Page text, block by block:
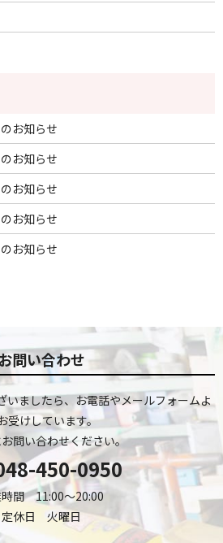
お知らせ
お知らせ
お知らせ
お知らせ
お知らせ
問い合わせ
いましたら、お電話やメールフォームよ
受けしています。
問い合わせください。
450-0950
時間 11:00～20:00
定休日 火曜日